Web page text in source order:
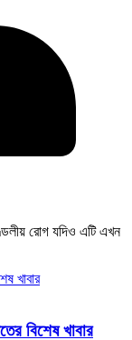
রোগ যদিও এটি এখন
বিশেষ খাবার